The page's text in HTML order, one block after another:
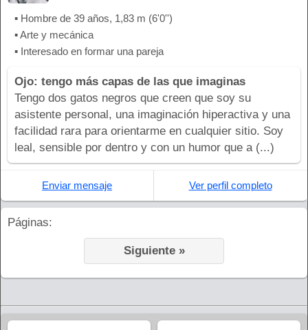
▪ Hombre de 39 años, 1,83 m (6'0'')
▪ Arte y mecánica
▪ Interesado en formar una pareja
Ojo: tengo más capas de las que imaginas
Tengo dos gatos negros que creen que soy su
asistente personal, una imaginación hiperactiva y una
facilidad rara para orientarme en cualquier sitio. Soy
leal, sensible por dentro y con un humor que a (...)
Enviar mensaje Ver perfil completo
Páginas:
Siguiente »